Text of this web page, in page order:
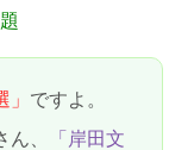
ですよ。
ん、
「岸田文